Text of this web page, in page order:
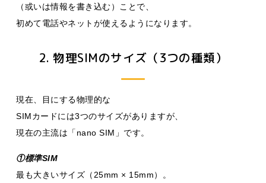
（或いは情報を書き込む）ことで、
初めて電話やネットが使えるようになります。
2. 物理SIMのサイズ（3つの種類）
現在、目にする物理的な
SIMカードには3つのサイズがありますが、
現在の主流は「nano SIM」です。
①標準SIM
最も大きいサイズ（25mm × 15mm）。